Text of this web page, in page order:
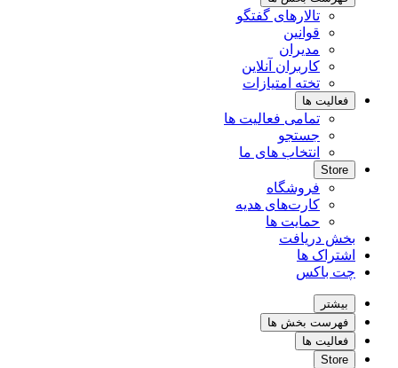
تالارهای گفتگو
قوانین
مدیران
کاربران آنلاین
تخته امتیازات
فعالیت ها
تمامی فعالیت ها
جستجو
انتخاب های ما
Store
فروشگاه
کارت‌های هدیه
حمایت ها
بخش دریافت
اشتراک ها
چت باکس
بیشتر
فهرست بخش ها
فعالیت ها
Store